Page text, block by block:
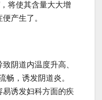
将使其含量大大增
产生了。
阴道内温度升高、
畅，诱发阴道炎。
易诱发妇科方面的疾